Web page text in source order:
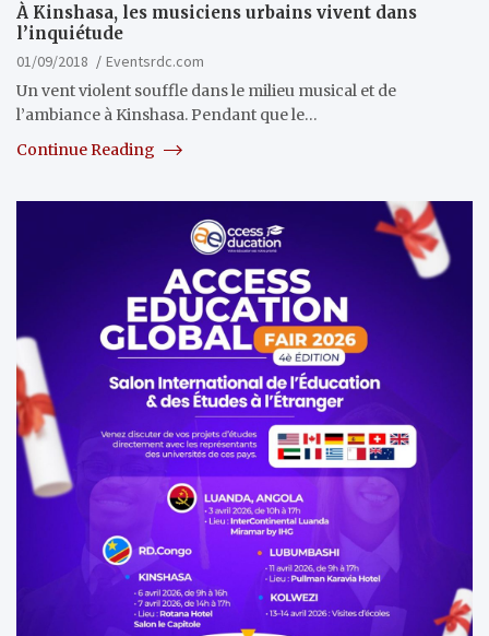
À Kinshasa, les musiciens urbains vivent dans
l’inquiétude
01/09/2018
Eventsrdc.com
Un vent violent souffle dans le milieu musical et de
l’ambiance à Kinshasa. Pendant que le…
Continue Reading